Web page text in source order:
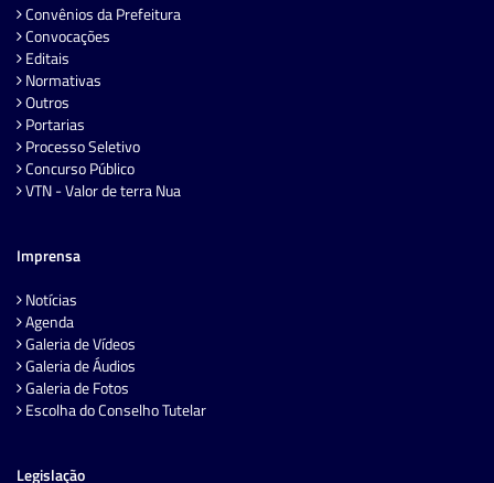
Convênios da Prefeitura
Convocações
Editais
Normativas
Outros
Portarias
Processo Seletivo
Concurso Público
VTN - Valor de terra Nua
Imprensa
Notícias
Agenda
Galeria de Vídeos
Galeria de Áudios
Galeria de Fotos
Escolha do Conselho Tutelar
Legislação